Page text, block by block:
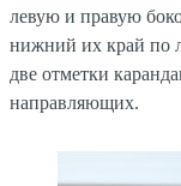
левую и правую
нижний их край по
две отметки
направляющих.